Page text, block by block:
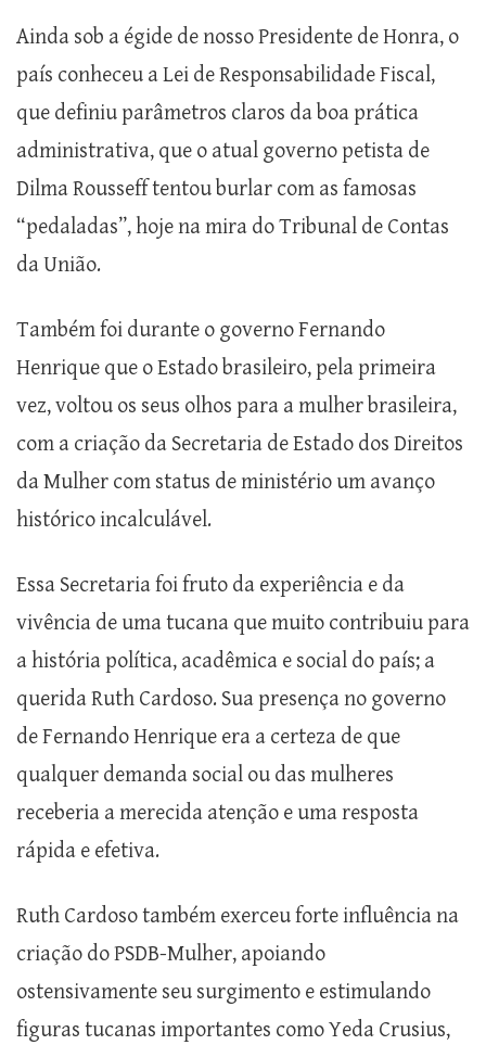
Ainda sob a égide de nosso Presidente de Honra, o
país conheceu a Lei de Responsabilidade Fiscal,
que definiu parâmetros claros da boa prática
administrativa, que o atual governo petista de
Dilma Rousseff tentou burlar com as famosas
“pedaladas”, hoje na mira do Tribunal de Contas
da União.
Também foi durante o governo Fernando
Henrique que o Estado brasileiro, pela primeira
vez, voltou os seus olhos para a mulher brasileira,
com a criação da Secretaria de Estado dos Direitos
da Mulher com status de ministério um avanço
histórico incalculável.
Essa Secretaria foi fruto da experiência e da
vivência de uma tucana que muito contribuiu para
a história política, acadêmica e social do país; a
querida Ruth Cardoso. Sua presença no governo
de Fernando Henrique era a certeza de que
qualquer demanda social ou das mulheres
receberia a merecida atenção e uma resposta
rápida e efetiva.
Ruth Cardoso também exerceu forte influência na
criação do PSDB-Mulher, apoiando
ostensivamente seu surgimento e estimulando
figuras tucanas importantes como Yeda Crusius,